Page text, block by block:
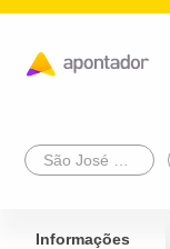
Informações